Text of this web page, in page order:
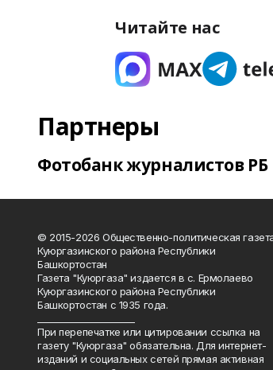
Читайте нас
Партнеры
Фотобанк журналистов РБ
© 2015-2026 Общественно-политическая
Куюргазинского района Республики
Башкортостан
Газета "Куюргаза" издается в с. Ермолаево
Куюргазинского района Республики
Башкортостан с 1935 года.
При перепечатке или цитировании ссылка на
газету "Куюргаза" обязательна. Для интернет-
изданий и социальных сетей прямая активная